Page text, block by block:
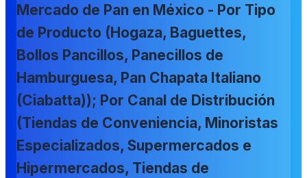
Mercado de Pan en México - Por Tipo
de Producto (Hogaza, Baguettes,
Bollos Pancillos, Panecillos de
Hamburguesa, Pan Chapata Italiano
(Ciabatta)); Por Canal de Distribución
(Tiendas de Conveniencia, Minoristas
Especializados, Supermercados e
Hipermercados, Tiendas de